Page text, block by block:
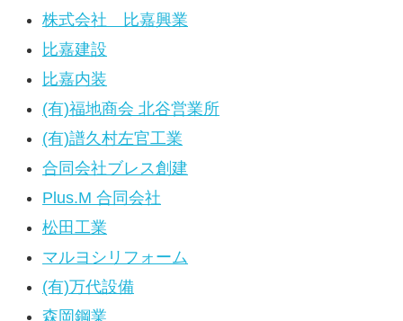
株式会社 比嘉興業
比嘉建設
比嘉内装
(有)福地商会 北谷営業所
(有)譜久村左官工業
合同会社ブレス創建
Plus.M 合同会社
松田工業
マルヨシリフォーム
(有)万代設備
森岡鋼業